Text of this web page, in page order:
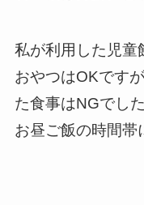
私が利用した児童
おやつはOKです
た食事はNGでし
お昼ご飯の時間帯